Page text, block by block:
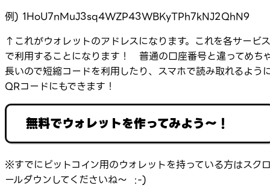
例) 1HoU7nMuJ3sq4WZP43WBKyTPh7kNJ2QhN9
↑これがウォレットのアドレスになります。これを各サービス
で利用することになります！ 普通の口座番号と違ってめち
長いので短縮コードを利用したり、スマホで読み取れるよう
QRコードにもできます！
無料でウォレットを作ってみよう～！
※すでにビットコイン用のウォレットを持っている方はスク
ールダウンしてくださいね～ :-)